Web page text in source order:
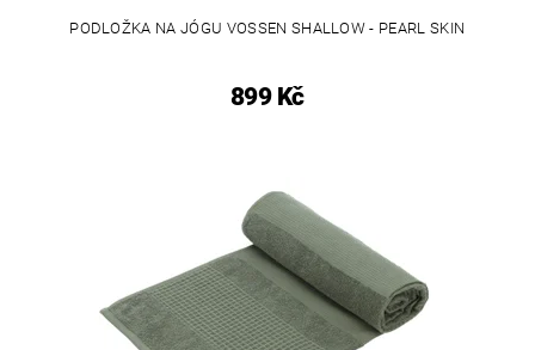
PODLOŽKA NA JÓGU VOSSEN SHALLOW - PEARL SKIN
899 Kč